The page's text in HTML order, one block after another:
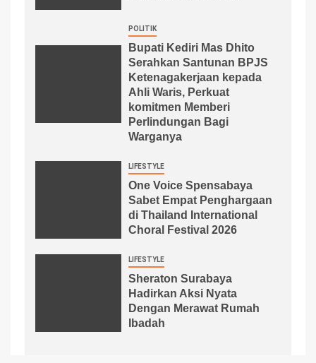
POLITIK
Bupati Kediri Mas Dhito
Serahkan Santunan BPJS
Ketenagakerjaan kepada
Ahli Waris, Perkuat
komitmen Memberi
Perlindungan Bagi
Warganya
LIFESTYLE
One Voice Spensabaya
Sabet Empat Penghargaan
di Thailand International
Choral Festival 2026
LIFESTYLE
Sheraton Surabaya
Hadirkan Aksi Nyata
Dengan Merawat Rumah
Ibadah